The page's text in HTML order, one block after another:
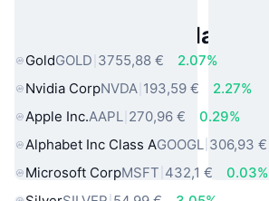
Asset reali popolari
GoldGOLD 3755,88 €
2.07%
Nvidia CorpNVDA 193,59 €
2.27%
Apple Inc.AAPL 270,96 €
0.29%
Alphabet Inc Class AGOOGL 306,93 €
Microsoft CorpMSFT 432,1 €
0.03%